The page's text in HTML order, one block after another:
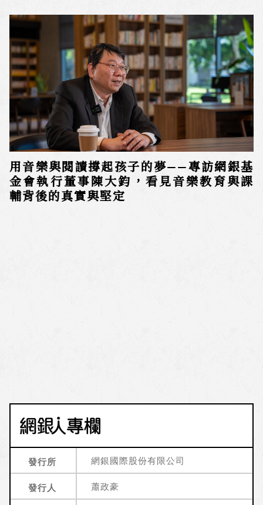
用音樂與閱讀撐起孩子的夢——專訪網銀基
金會執行董事陳大鈞，看見音樂教育與課
輔背後的真實與堅定
發行所 網銀國際股份有限公司
發行人 蕭政豪